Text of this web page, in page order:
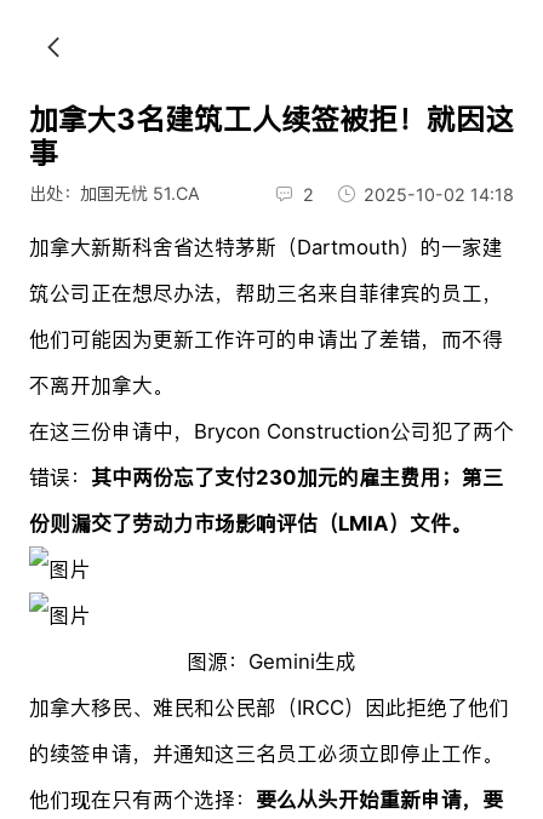
加拿大3名建筑工人续签被拒！就因这
事
出处：加国无忧 51.CA 2 2025-10-02 14:18
加拿大新斯科舍省达特茅斯（Dartmouth）的一家建
筑公司正在想尽办法，帮助三名来自菲律宾的员工，
他们可能因为更新工作许可的申请出了差错，而不得
不离开加拿大。
在这三份申请中，Brycon Construction公司犯了两个
错误： 其中两份忘了支付230加元的雇主费用；第三
份则漏交了劳动力市场影响评估（LMIA）文件。
图源：Gemini生成
加拿大移民、难民和公民部（IRCC）因此拒绝了他们
的续签申请，并通知这三名员工必须立即停止工作。
他们现在只有两个选择： 要么从头开始重新申请，要